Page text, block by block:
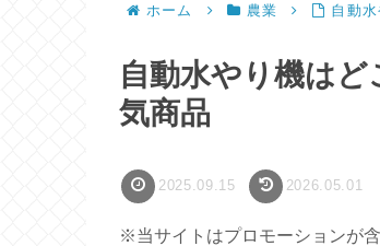
ホーム 農業 自動
自動水やり機は
気商品
2025.09.15 2026.05.01
※当サイトはプロモーションが